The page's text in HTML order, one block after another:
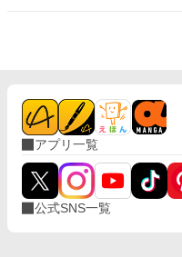
アプリ一覧
公式SNS一覧